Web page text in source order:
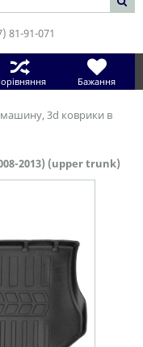
3d коврики в
2013) (upper trunk)
81-91-071
Бажання